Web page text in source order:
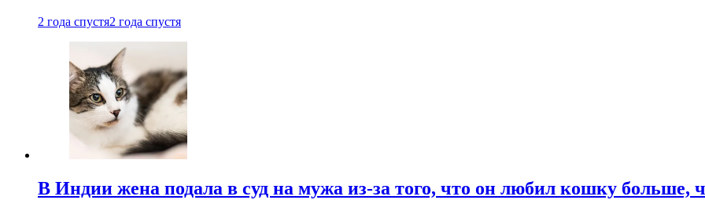
2 года спустя2 года спустя
В Индии жена подала в суд на мужа из-за того, что он любил кошку больше,